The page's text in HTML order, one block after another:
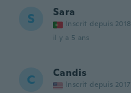
S Sara
Inscrit depuis 2018
il y a 5 ans
C Candis
Inscrit depuis 2017